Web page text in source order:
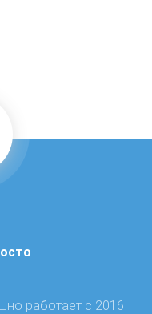
работает с 2016